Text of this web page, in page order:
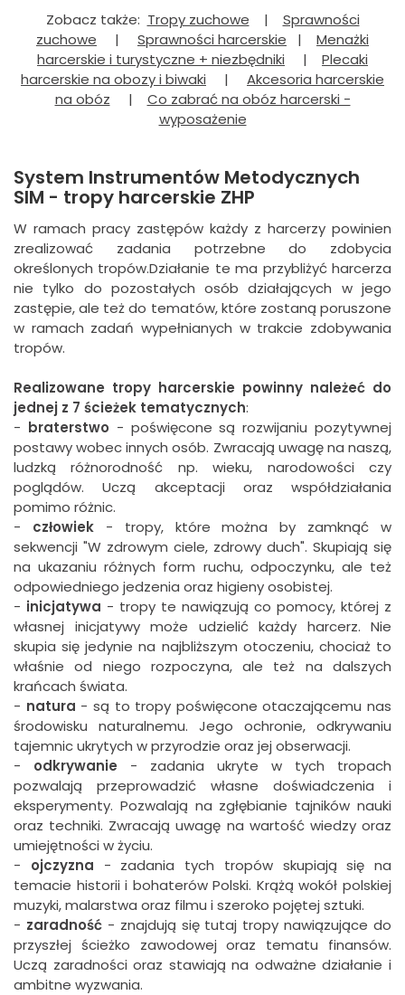
Zobacz także: Tropy zuchowe | Sprawności
zuchowe | Sprawności harcerskie | Menażki
harcerskie i turystyczne + niezbędniki | Plecaki
harcerskie na obozy i biwaki | Akcesoria harcerskie
na obóz | Co zabrać na obóz harcerski -
wyposażenie
System Instrumentów Metodycznych
SIM - tropy harcerskie ZHP
W ramach pracy zastępów każdy z harcerzy powinien
zrealizować zadania potrzebne do zdobycia
określonych tropów.Działanie te ma przybliżyć harcerza
nie tylko do pozostałych osób działających w jego
zastępie, ale też do tematów, które zostaną poruszone
w ramach zadań wypełnianych w trakcie zdobywania
tropów.
Realizowane tropy harcerskie powinny należeć do
jednej z 7 ścieżek tematycznych:
- braterstwo - poświęcone są rozwijaniu pozytywnej
postawy wobec innych osób. Zwracają uwagę na naszą,
ludzką różnorodność np. wieku, narodowości czy
poglądów. Uczą akceptacji oraz współdziałania
pomimo różnic.
- człowiek- tropy, które można by zamknąć w
sekwencji "W zdrowym ciele, zdrowy duch". Skupiają się
na ukazaniu różnych form ruchu, odpoczynku, ale też
odpowiedniego jedzenia oraz higieny osobistej.
- inicjatywa - tropy te nawiązują co pomocy, której z
własnej inicjatywy może udzielić każdy harcerz. Nie
skupia się jedynie na najbliższym otoczeniu, chociaż to
właśnie od niego rozpoczyna, ale też na dalszych
krańcach świata.
- natura - są to tropy poświęcone otaczającemu nas
środowisku naturalnemu. Jego ochronie, odkrywaniu
tajemnic ukrytych w przyrodzie oraz jej obserwacji.
- odkrywanie - zadania ukryte w tych tropach
pozwalają przeprowadzić własne doświadczenia i
eksperymenty. Pozwalają na zgłębianie tajników nauki
oraz techniki. Zwracają uwagę na wartość wiedzy oraz
umiejętności w życiu.
- ojczyzna - zadania tych tropów skupiają się na
temacie historii i bohaterów Polski. Krążą wokół polskiej
muzyki, malarstwa oraz filmu i szeroko pojętej sztuki.
- zaradność - znajdują się tutaj tropy nawiązujące do
przyszłej ścieżko zawodowej oraz tematu finansów.
Uczą zaradności oraz stawiają na odważne działanie i
ambitne wyzwania.